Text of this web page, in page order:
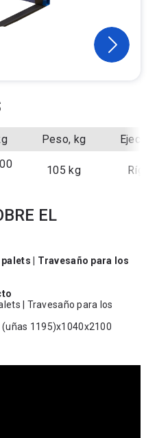
Peso, kg
105 kg
EL
| Travesaño para los
| Travesaño para los
1195)x1040x2100